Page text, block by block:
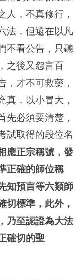
人，不真修行，
法，但還在以凡
不看公告，只聽
之後又怨言百
，才不可救藥，
真，以小冒大，
先必須要清楚，
試取得的段位名
應正宗稱號，發
正確的師位稱
知預言等六類師
切標準，此外，
乃至認證為大法
確切的聖